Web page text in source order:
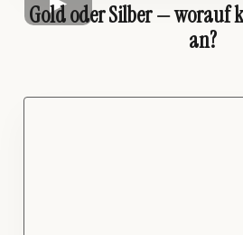
Gold oder Silber — worauf
an?